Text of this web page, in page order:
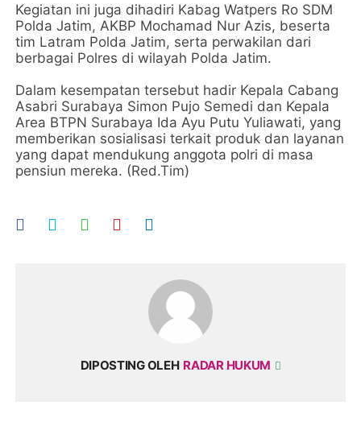
Kegiatan ini juga dihadiri Kabag Watpers Ro SDM
Polda Jatim, AKBP Mochamad Nur Azis, beserta
tim Latram Polda Jatim, serta perwakilan dari
berbagai Polres di wilayah Polda Jatim.
Dalam kesempatan tersebut hadir Kepala Cabang
Asabri Surabaya Simon Pujo Semedi dan Kepala
Area BTPN Surabaya Ida Ayu Putu Yuliawati, yang
memberikan sosialisasi terkait produk dan layanan
yang dapat mendukung anggota polri di masa
pensiun mereka. (Red.Tim)
DIPOSTING OLEH RADAR HUKUM